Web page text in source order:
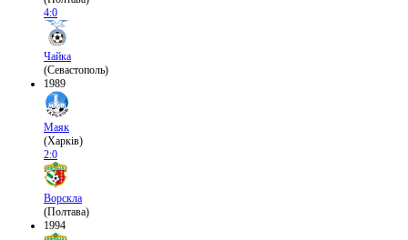
4:0
Чайка
(Севастополь)
1989
Маяк
(Харків)
2:0
Ворскла
(Полтава)
1994